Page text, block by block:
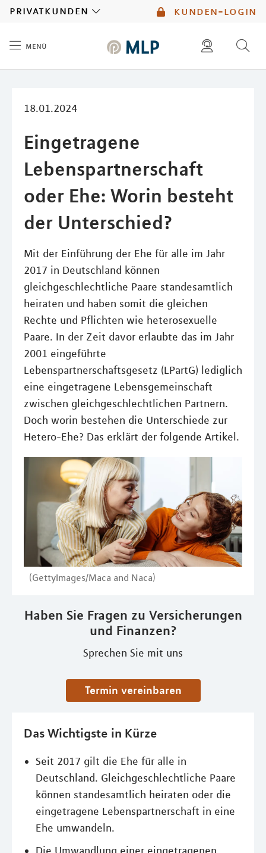
kunden-login
privatkunden
menü
18.01.2024
Eingetragene
Lebenspartnerschaft
oder Ehe: Worin besteht
der Unterschied?
Mit der Einführung der Ehe für alle im Jahr
2017 in Deutschland können
gleichgeschlechtliche Paare standesamtlich
heiraten und haben somit die gleichen
Rechte und Pflichten wie heterosexuelle
Paare. In der Zeit davor erlaubte das im Jahr
2001 eingeführte
Lebenspartnerschaftsgesetz (LPartG) lediglich
eine eingetragene Lebensgemeinschaft
zwischen gleichgeschlechtlichen Partnern.
Doch worin bestehen die Unterschiede zur
Hetero-Ehe? Das erklärt der folgende Artikel.
(GettyImages/Maca and Naca)
Haben Sie Fragen zu Versicherungen
und Finanzen?
Sprechen Sie mit uns
Termin vereinbaren
Das Wichtigste in Kürze
Seit 2017 gilt die Ehe für alle in
Deutschland. Gleichgeschlechtliche Paare
können standesamtlich heiraten oder die
eingetragene Lebenspartnerschaft in eine
Ehe umwandeln.